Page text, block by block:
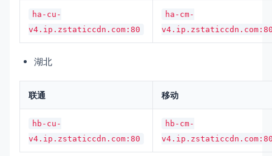
ha-cu-
v4.ip.zstaticcdn.com:80
ha-cm-
湖北
联通 移动
hb-cu-
v4.ip.zstaticcdn.com:80
hb-cm-